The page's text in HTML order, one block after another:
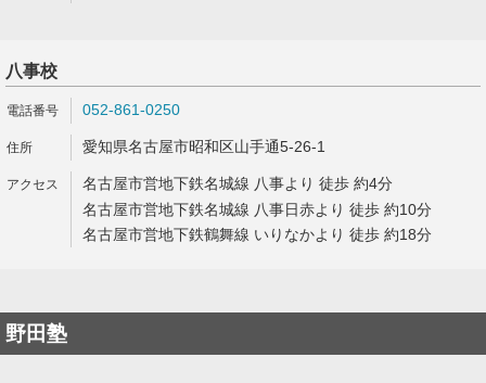
八事校
052-861-0250
愛知県名古屋市昭和区山手通5-26-1
名古屋市営地下鉄名城線 八事より 徒歩 約4分
名古屋市営地下鉄名城線 八事日赤より 徒歩 約10分
名古屋市営地下鉄鶴舞線 いりなかより 徒歩 約18分
野田塾